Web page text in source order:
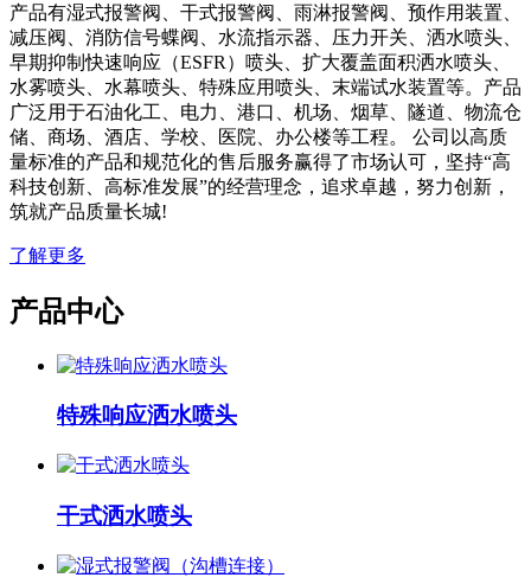
产品有湿式报警阀、干式报警阀、雨淋报警阀、预作用装置、
减压阀、消防信号蝶阀、水流指示器、压力开关、洒水喷头、
早期抑制快速响应（ESFR）喷头、扩大覆盖面积洒水喷头、
水雾喷头、水幕喷头、特殊应用喷头、末端试水装置等。产品
广泛用于石油化工、电力、港口、机场、烟草、隧道、物流仓
储、商场、酒店、学校、医院、办公楼等工程。 公司以高质
量标准的产品和规范化的售后服务赢得了市场认可，坚持“高
科技创新、高标准发展”的经营理念，追求卓越，努力创新，
筑就产品质量长城!
了解更多
产品中心
特殊响应洒水喷头
干式洒水喷头